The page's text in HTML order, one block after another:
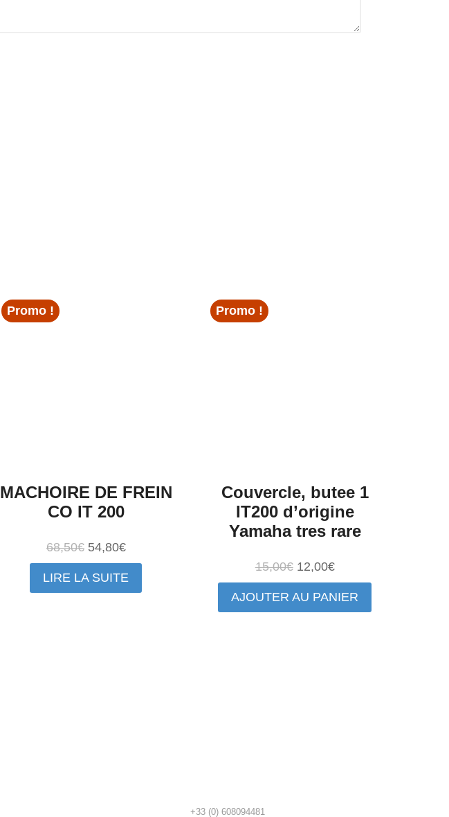
Promo !
MACHOIRE DE FREIN
CO IT 200
68,50€ Le
prix
initial
54,80€Le
prix
actuel
LIRE LA SUITE
Promo !
Couvercle, butee 1
IT200 d’origine
Yamaha tres rare
15,00€ Le
prix
initial
12,00€Le
prix
actuel
AJOUTER AU PANIER
+33 (0) 608094481